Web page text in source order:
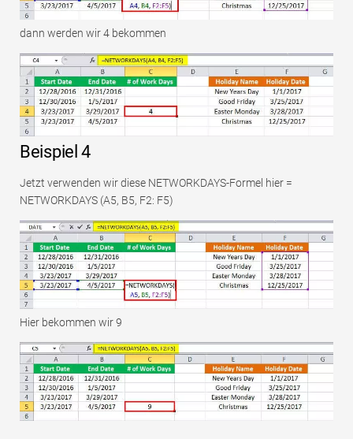
dann werden wir 4 bekommen
Beispiel 4
Jetzt verwenden wir diese NETWORKDAYS-Formel hier =
NETWORKDAYS (A5, B5, F2: F5)
Hier bekommen wir 9